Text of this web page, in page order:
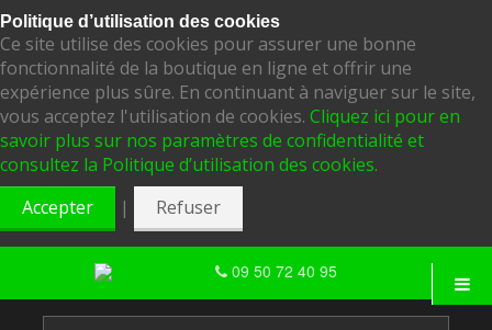
Politique d’utilisation des cookies
Ce site utilise des cookies pour assurer une bonne
fonctionnalité de la boutique en ligne et offrir une
expérience plus sûre. En continuant à naviguer sur le site,
vous acceptez l'utilisation de cookies. Cliquez ici pour en
savoir plus sur nos paramètres de confidentialité et
consultez la Politique d’utilisation des cookies.
Accepter
| Refuser
09 50 72 40 95